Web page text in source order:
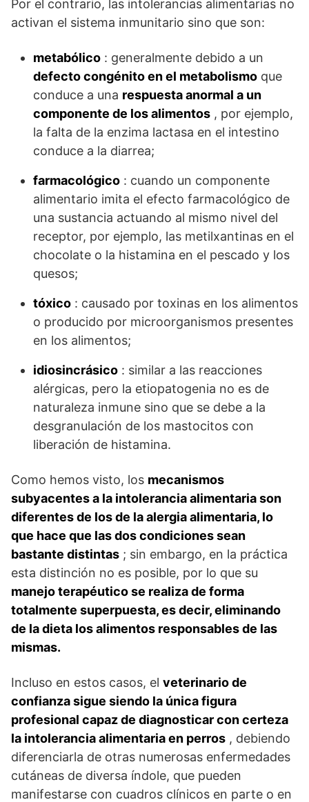
Por el contrario, las intolerancias alimentarias no
activan el sistema inmunitario sino que son:
metabólico : generalmente debido a un
defecto congénito en el metabolismo que
conduce a una respuesta anormal a un
componente de los alimentos , por ejemplo,
la falta de la enzima lactasa en el intestino
conduce a la diarrea;
farmacológico : cuando un componente
alimentario imita el efecto farmacológico de
una sustancia actuando al mismo nivel del
receptor, por ejemplo, las metilxantinas en el
chocolate o la histamina en el pescado y los
quesos;
tóxico : causado por toxinas en los alimentos
o producido por microorganismos presentes
en los alimentos;
idiosincrásico : similar a las reacciones
alérgicas, pero la etiopatogenia no es de
naturaleza inmune sino que se debe a la
desgranulación de los mastocitos con
liberación de histamina.
Como hemos visto, los mecanismos
subyacentes a la intolerancia alimentaria son
diferentes de los de la alergia alimentaria, lo
que hace que las dos condiciones sean
bastante distintas ; sin embargo, en la práctica
esta distinción no es posible, por lo que su
manejo terapéutico se realiza de forma
totalmente superpuesta, es decir, eliminando
de la dieta los alimentos responsables de las
mismas.
Incluso en estos casos, el veterinario de
confianza sigue siendo la única figura
profesional capaz de diagnosticar con certeza
la intolerancia alimentaria en perros , debiendo
diferenciarla de otras numerosas enfermedades
cutáneas de diversa índole, que pueden
manifestarse con cuadros clínicos en parte o en